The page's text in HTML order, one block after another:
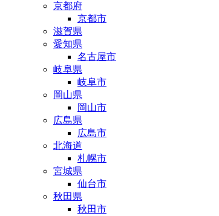
京都府
京都市
滋賀県
愛知県
名古屋市
岐阜県
岐阜市
岡山県
岡山市
広島県
広島市
北海道
札幌市
宮城県
仙台市
秋田県
秋田市